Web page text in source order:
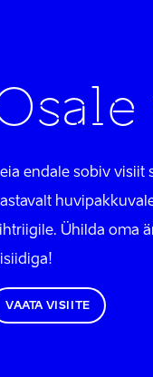
endale sobiv visiit
Ühilda oma
VAATA VISIITE